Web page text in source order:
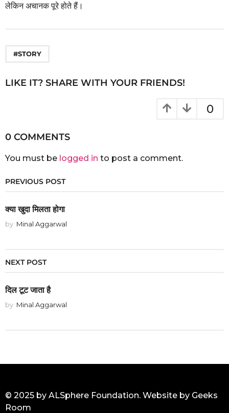
लेकिन अचानक पूरे होते हैं।
#STORY
LIKE IT? SHARE WITH YOUR FRIENDS!
0
0 COMMENTS
You must be logged in to post a comment.
PREVIOUS POST
क्या खुदा मिलता होगा
by Minal Aggarwal
NEXT POST
दिल टूट जाता है
by Minal Aggarwal
© 2025 by ALSphere Foundation. Website by Geeks
Room